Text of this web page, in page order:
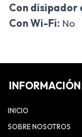
Con disipador
Con Wi-Fi: No
INFORMACIÓN
INICIO
SOBRE NOSOTROS